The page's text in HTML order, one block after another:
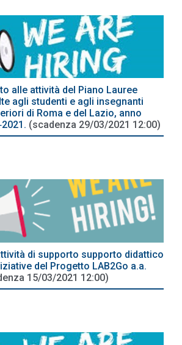
alle attività del Piano Lauree
agli studenti e agli insegnanti
di Roma e del Lazio, anno
(scadenza 29/03/2021 12:00)
di supporto supporto didattico
del Progetto LAB2Go a.a.
15/03/2021 12:00)